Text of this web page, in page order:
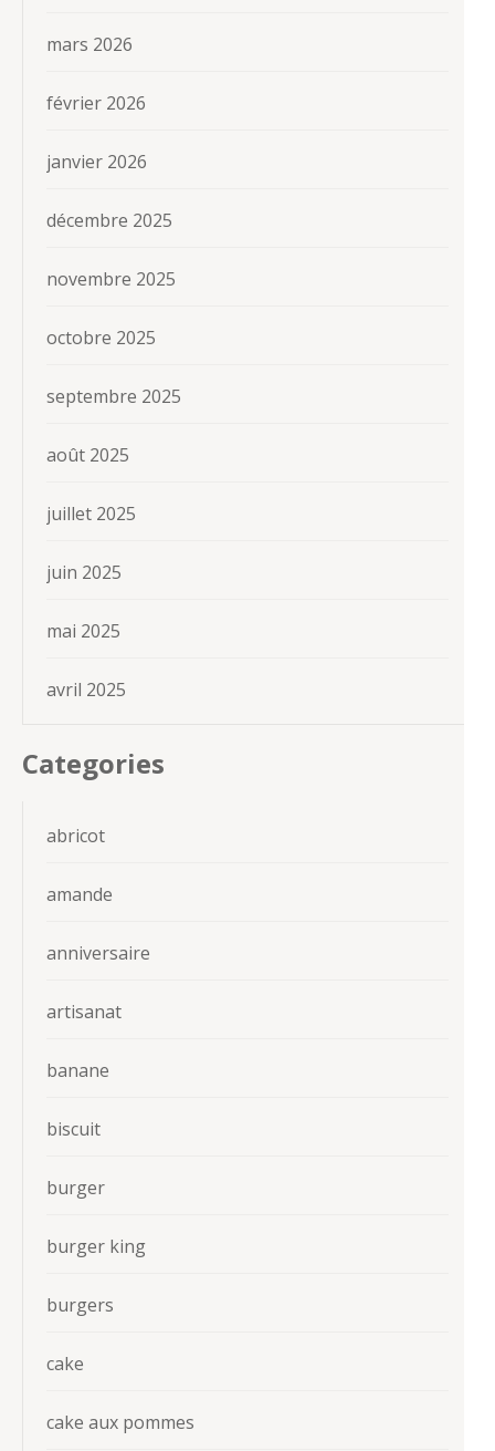
mars 2026
février 2026
janvier 2026
décembre 2025
novembre 2025
octobre 2025
septembre 2025
août 2025
juillet 2025
juin 2025
mai 2025
avril 2025
Categories
abricot
amande
anniversaire
artisanat
banane
biscuit
burger
burger king
burgers
cake
cake aux pommes